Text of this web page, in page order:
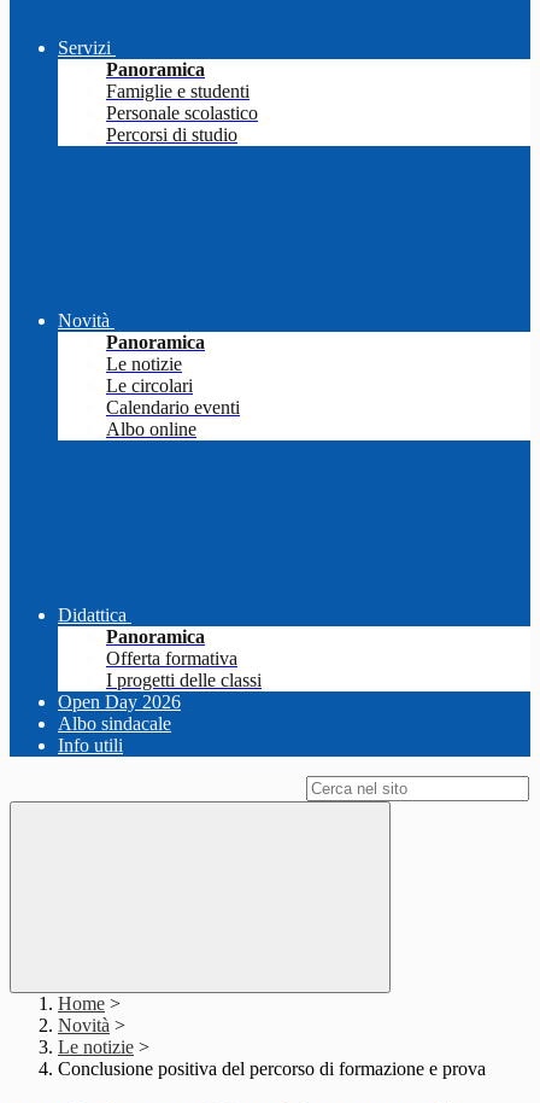
Servizi
Panoramica
Famiglie e studenti
Personale scolastico
Percorsi di studio
Novità
Panoramica
Le notizie
Le circolari
Calendario eventi
Albo online
Didattica
Panoramica
Offerta formativa
I progetti delle classi
Open Day 2026
Albo sindacale
Info utili
Home >
Novità >
Le notizie >
Conclusione positiva del percorso di formazione e prova